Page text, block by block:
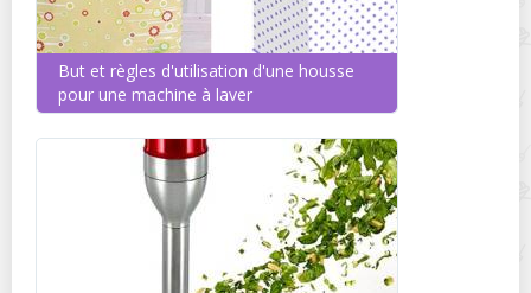
But et règles d'utilisation d'une housse
pour une machine à laver